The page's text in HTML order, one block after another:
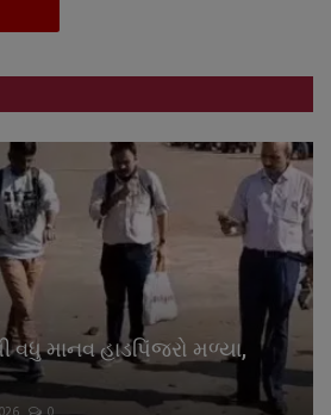
વધુ માનવ હાડપિંજરો મળ્યા,